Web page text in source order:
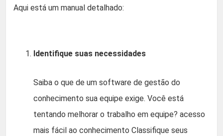
Aqui está um manual detalhado:
Identifique suas necessidades
Saiba o que de um software de gestão do
conhecimento sua equipe exige. Você está
tentando melhorar o trabalho em equipe? acesso
mais fácil ao conhecimento Classifique seus